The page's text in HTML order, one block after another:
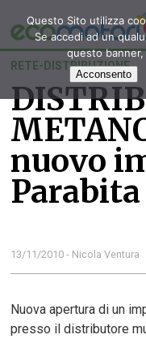
RETE-DISTRIBUZIONE
nuovo
Parabita
13/11/2010 - Nicola Ventura
Nuova apertura di un
presso il distributore
Questo Sito utilizza
Se accedi ad un
questo
Acconsento